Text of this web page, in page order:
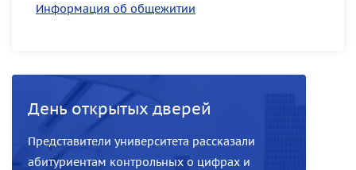
Информация об общежитии
День открытых дверей
Представители университета рассказали
абитуриентам контрольных о цифрах и